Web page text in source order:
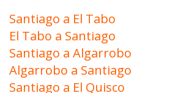
Santiago a El Tabo
El Tabo a Santiago
Santiago a Algarrobo
Algarrobo a Santiago
Santiago a El Quisco